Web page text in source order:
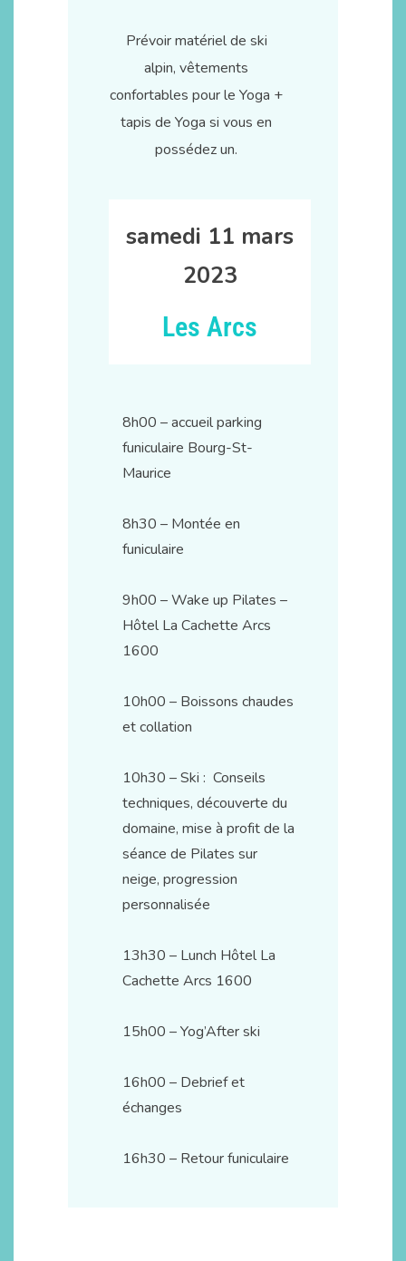
Prévoir matériel de ski
alpin, vêtements
confortables pour le Yoga +
tapis de Yoga si vous en
possédez un.
samedi 11 mars
2023
Les Arcs
8h00 – accueil parking
funiculaire Bourg-St-
Maurice
8h30 – Montée en
funiculaire
9h00 – Wake up Pilates –
Hôtel La Cachette Arcs
1600
10h00 – Boissons chaudes
et collation
10h30 – Ski : Conseils
techniques, découverte du
domaine, mise à profit de la
séance de Pilates sur
neige, progression
personnalisée
13h30 – Lunch Hôtel La
Cachette Arcs 1600
15h00 – Yog’After ski
16h00 – Debrief et
échanges
16h30 – Retour funiculaire